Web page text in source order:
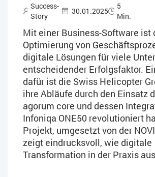
Success-
Story
30.01.2025
5
Min.
Mit einer Business-Software ist
Optimierung von
digitale Lösungen für viele
entscheidender Erfolgsfaktor.
dafür ist die Swiss Helicopter
ihre Abläufe durch den Einsatz
agorum core und dessen
Infoniqa ONE50 revolutioniert
Projekt, umgesetzt von der
zeigt eindrucksvoll, wie digitale
Transformation in der Praxis